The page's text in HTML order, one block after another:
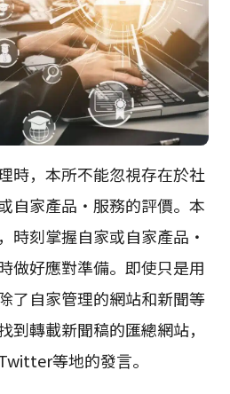
時，本所不能忽視存在於社
自家產品・服務的評價。本
時刻掌握自家或自家產品・
做好應對準備。即使只是用
了自家管理的網站和新聞等
到轉載新聞稿的匯總網站，
等地的發言。